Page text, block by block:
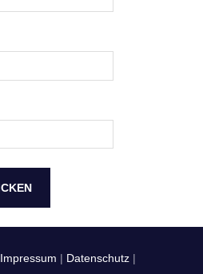
Impressum | Datenschutz |